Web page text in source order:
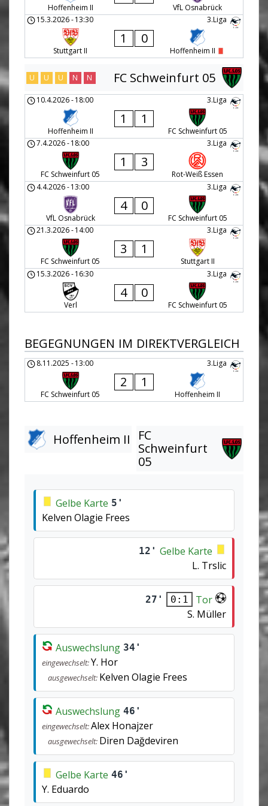
Hoffenheim II
VfL Osnabrück
3.Liga
15.3.2026-13:30
Stuttgart II
1 0
Hoffenheim II
FC Schweinfurt 05
U U U N N
3.Liga
10.4.2026-18:00
Hoffenheim II
1 1
FC Schweinfurt 05
3.Liga
7.4.2026-18:00
FC Schweinfurt 05
1 3
Rot-Weiß Essen
3.Liga
4.4.2026-13:00
VfL Osnabrück
4 0
FC Schweinfurt 05
3.Liga
21.3.2026-14:00
FC Schweinfurt 05
3 1
Stuttgart II
3.Liga
15.3.2026-16:30
Verl
4 0
FC Schweinfurt 05
BEGEGNUNGEN IM DIREKTVERGLEICH
3.Liga
8.11.2025 -13:00
FC Schweinfurt 05
2 1
Hoffenheim II
Hoffenheim II
FC
Schweinfurt
05
Gelbe Karte 5'
Kelven Olagie Frees
12' Gelbe Karte
L. Trslic
27' 0:1
Tor
S. Müller
Auswechslung 34'
eingewechselt:Y. Hor
ausgewechselt: Kelven Olagie Frees
Auswechslung 46'
eingewechselt:Alex Honajzer
ausgewechselt: Diren Dağdeviren
Gelbe Karte 46'
Y. Eduardo